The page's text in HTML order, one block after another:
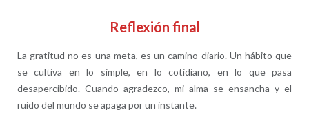
Reflexión final
La gratitud no es una meta, es un camino diario. Un hábito que
se cultiva en lo simple, en lo cotidiano, en lo que pasa
desapercibido. Cuando agradezco, mi alma se ensancha y el
ruido del mundo se apaga por un instante.